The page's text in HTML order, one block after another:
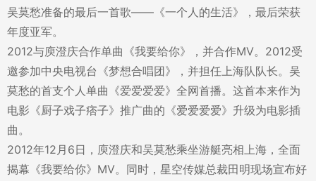
吴莫愁准备的最后一首歌——《一个人的生活》，最后荣获
年度亚军。
2012与庾澄庆合作单曲《我要给你》，并合作MV。2012受
邀参加中央电视台《梦想合唱团》，并担任上海队队长。吴
莫愁的首支个人单曲《爱爱爱爱》全网首播。这首本来作为
电影《厨子戏子痞子》推广曲的《爱爱爱爱》升级为电影插
曲。
2012年12月6日，庾澄庆和吴莫愁乘坐游艇亮相上海，全面
揭幕《我要给你》MV。同时，星空传媒总裁田明现场宣布好